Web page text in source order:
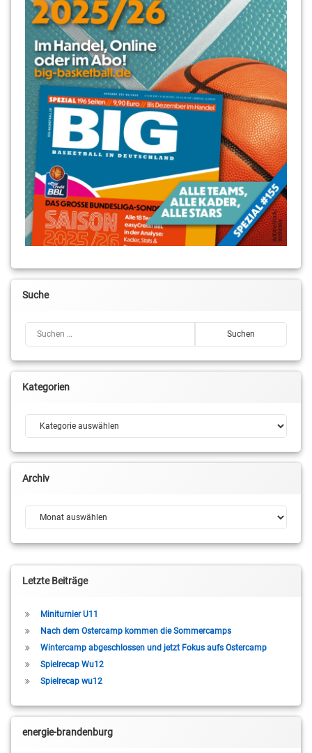
Suche
Kategorien
Kategorien
Archiv
Archiv
Letzte Beiträge
Miniturnier U11
Nach dem Ostercamp kommen die Sommercamps
Wintercamp abgeschlossen und jetzt Fokus aufs Ostercamp
Spielrecap Wu12
Spielrecap wu12
energie-brandenburg